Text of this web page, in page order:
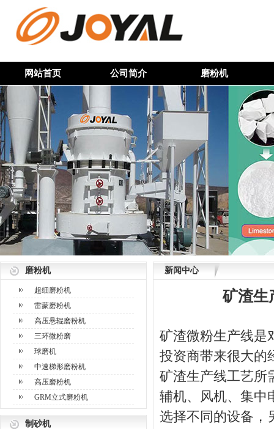
网站首页 公司简介 磨粉机
磨粉机
超细磨粉机
雷蒙磨粉机
高压悬辊磨粉机
三环微粉磨
球磨机
中速梯形磨粉机
高压磨粉机
GRM立式磨粉机
制砂机
新闻中心
矿渣生
矿渣微粉生产线是
投资商带来很大的
矿渣生产线工艺所
辅机、风机、集中
选择不同的设备，